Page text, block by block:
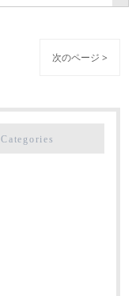
次のページ >
Categories